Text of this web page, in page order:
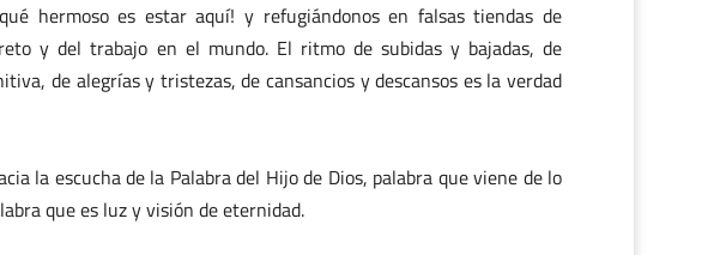
hermoso es estar aquí! y refugiándonos en falsas tiendas de
y del trabajo en el mundo. El ritmo de subidas y bajadas, de
de alegrías y tristezas, de cansancios y descansos es la verdad
la escucha de la Palabra del Hijo de Dios, palabra que viene de lo
que es luz y visión de eternidad.